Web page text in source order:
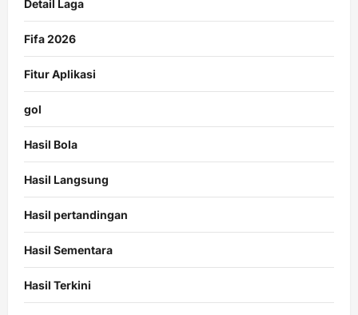
Detail Laga
Fifa 2026
Fitur Aplikasi
gol
Hasil Bola
Hasil Langsung
Hasil pertandingan
Hasil Sementara
Hasil Terkini